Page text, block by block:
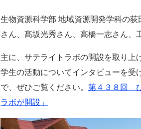
生物資源科学部 地域資源開発学科の
さん、髙坂光秀さん、高橋一志さん、
主に、サテライトラボの開設を取り上
学生の活動についてインタビューを受
で、ぜひご覧ください。 第４３８回
ラボが開設」